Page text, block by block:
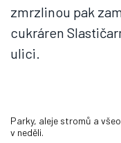
zmrzlinou pak
cukráren
ulici.
Parky, aleje stromů a
v neděli.